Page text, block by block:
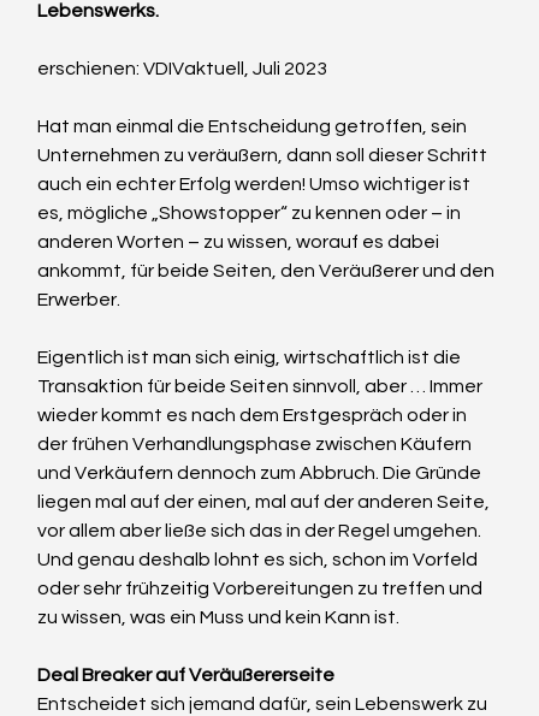
Lebenswerks.
erschienen: VDIVaktuell, Juli 2023
Hat man einmal die Entscheidung getroffen, sein
Unternehmen zu veräußern, dann soll dieser Schritt
auch ein echter Erfolg werden! Umso wichtiger ist
es, mögliche „Showstopper“ zu kennen oder – in
anderen Worten – zu wissen, worauf es dabei
ankommt, für beide Seiten, den Veräußerer und den
Erwerber.
Eigentlich ist man sich einig, wirtschaftlich ist die
Transaktion für beide Seiten sinnvoll, aber … Immer
wieder kommt es nach dem Erstgespräch oder in
der frühen Verhandlungsphase zwischen Käufern
und Verkäufern dennoch zum Abbruch. Die Gründe
liegen mal auf der einen, mal auf der anderen Seite,
vor allem aber ließe sich das in der Regel umgehen.
Und genau deshalb lohnt es sich, schon im Vorfeld
oder sehr frühzeitig Vorbereitungen zu treffen und
zu wissen, was ein Muss und kein Kann ist.
Deal Breaker auf Veräußererseite
Entscheidet sich jemand dafür, sein Lebenswerk zu